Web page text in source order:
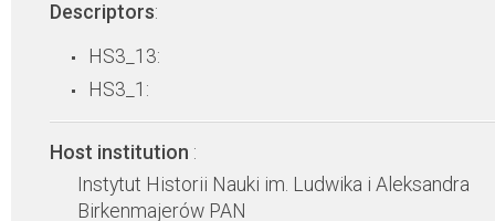
Descriptors:
HS3_13:
HS3_1:
Host institution :
Instytut Historii Nauki im. Ludwika i Aleksandra
Birkenmajerów PAN